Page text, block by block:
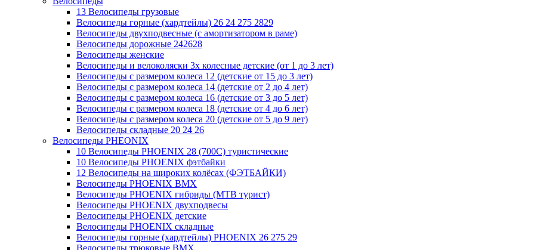
13 Велосипеды грузовые
Велосипеды горные (хардтейлы) 26 24 275 2829
Велосипеды двухподвесные (с амортизатором в раме)
Велосипеды дорожные 242628
Велосипеды женские
Велосипеды и велоколяски 3х колесные детские (от 1 до 3 лет)
Велосипеды с размером колеса 12 (детские от 15 до 3 лет)
Велосипеды с размером колеса 14 (детские от 2 до 4 лет)
Велосипеды с размером колеса 16 (детские от 3 до 5 лет)
Велосипеды с размером колеса 18 (детские от 4 до 6 лет)
Велосипеды с размером колеса 20 (детские от 5 до 9 лет)
Велосипеды складные 20 24 26
Велосипеды PHEONIX
10 Велосипеды PHOENIX 28 (700С) туристические
10 Велосипеды PHOENIX фэтбайки
12 Велосипеды на широких колёсах (ФЭТБАЙКИ)
Велосипеды PHOENIX BMX
Велосипеды PHOENIX гибриды (MTB турист)
Велосипеды PHOENIX двухподвесы
Велосипеды PHOENIX детские
Велосипеды PHOENIX складные
Велосипеды горные (хардтейлы) PHOENIX 26 275 29
Велосипеды трюковые BMX